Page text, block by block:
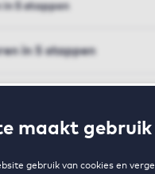
maakt gebruik
gebruik van cookies en
in 5 stappen
in 5 stappen
en toewijzing